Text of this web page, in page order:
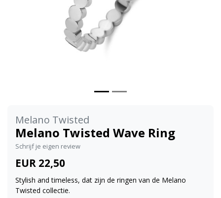
Melano Twisted
Melano Twisted Wave Ring
Schrijf je eigen review
EUR 22,50
Stylish and timeless, dat zijn de ringen van de Melano
Twisted collectie.